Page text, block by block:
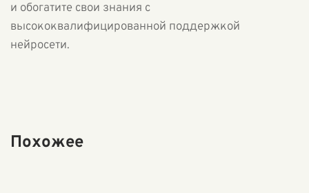
и обогатите свои знания с
высококвалифицированной поддержкой
нейросети.
Похожее